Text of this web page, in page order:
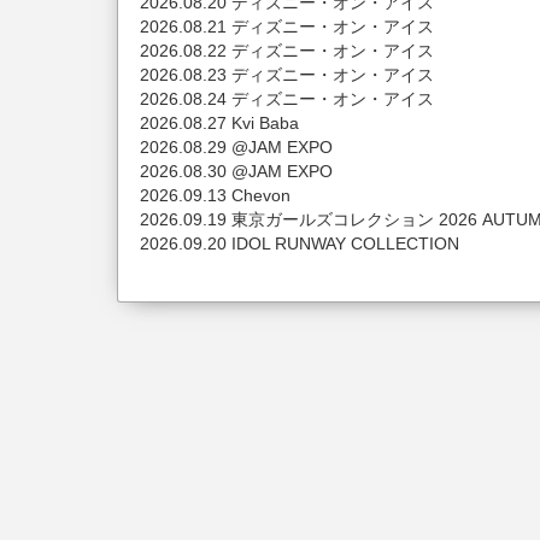
2026.08.21 ディズニー・オン・アイス
2026.08.22 ディズニー・オン・アイス
2026.08.23 ディズニー・オン・アイス
2026.08.24 ディズニー・オン・アイス
2026.08.27 Kvi Baba
2026.08.29 @JAM EXPO
2026.08.30 @JAM EXPO
2026.09.13 Chevon
2026.09.19 東京ガールズコレクション 2026
2026.09.20 IDOL RUNWAY COLLECTION